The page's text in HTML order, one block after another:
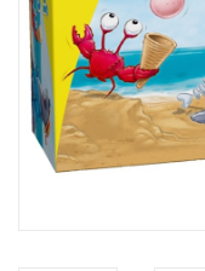
knuffels
boeken
SALE